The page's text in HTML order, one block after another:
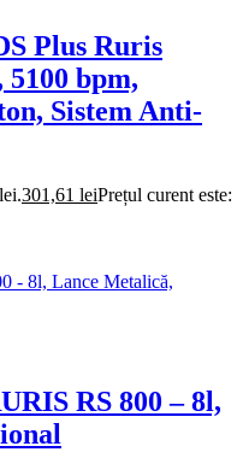
Plus Ruris
5100 bpm,
Sistem Anti-
301,61 leiPrețul curent este:
RS 800 – 8l,